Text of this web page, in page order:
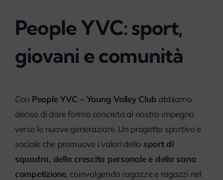
People YVC: sport,
giovani e comunità
Con People YVC – Young Volley Club abbiamo
deciso di dare forma concreta al nostro impegno
verso le nuove generazioni. Un progetto sportivo e
sociale che promuove i valori dello sport di
squadra, della crescita personale e della sana
competizione, coinvolgendo ragazze e ragazzi nel